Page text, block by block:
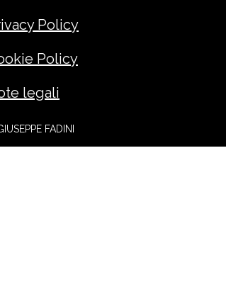
Policy
Policy
legali
FADINI